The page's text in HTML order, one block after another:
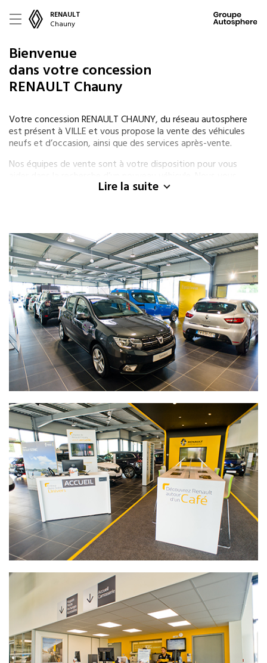
RENAULT
Chauny
Bienvenue
dans votre concession
RENAULT Chauny
Votre concession RENAULT CHAUNY, du réseau autosphere
est présent à VILLE et vous propose la vente des véhicules
neufs et d’occasion, ainsi que des services après-vente.
Nos équipes de vente sont à votre disposition pour vous
proposons des solutions de financement (LOA ou crédit) et
long de la vie de votre véhicule pour effectuer les prestations
d’entretien nécessaires. Nous mettons notre savoir-faire à
votre disposition via notre service de carrosserie, réparation
et entretien. Nous vendons également des pièces détachées
et des accessoires marque via notre magasin de pièces de
rechange.
Pour plus de renseignements n’hésitez pas à nous appeler ou
nous rendre visite.
Vous pouvez, sur cet espace en ligne, voir notre stock de
voitures d’occasion et neuves et aussi prendre un rendez-
vous pour l’’entretien de votre véhicule
Lire la suite